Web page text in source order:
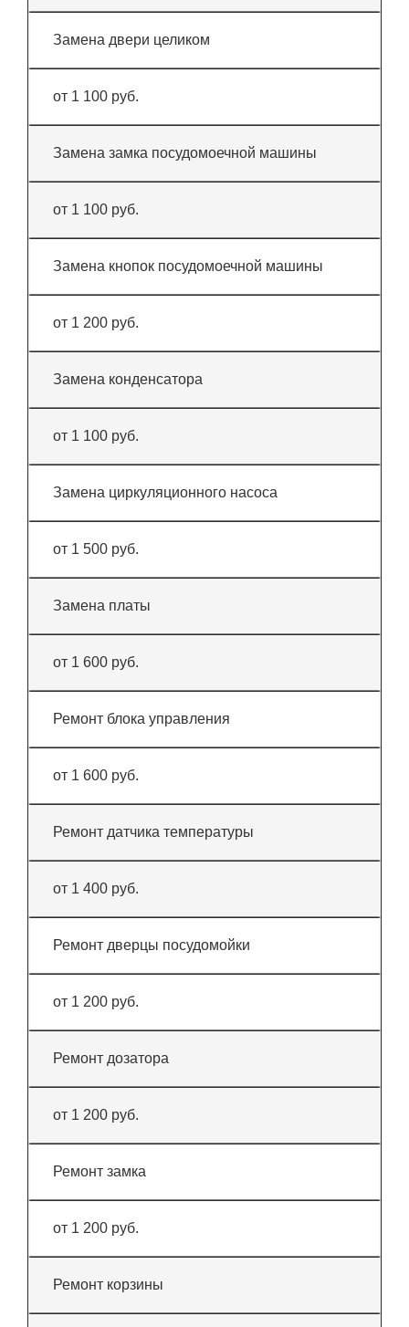
Замена двери целиком
от 1 100 руб.
Замена замка посудомоечной машины
от 1 100 руб.
Замена кнопок посудомоечной машины
от 1 200 руб.
Замена конденсатора
от 1 100 руб.
Замена циркуляционного насоса
от 1 500 руб.
Замена платы
от 1 600 руб.
Ремонт блока управления
от 1 600 руб.
Ремонт датчика температуры
от 1 400 руб.
Ремонт дверцы посудомойки
от 1 200 руб.
Ремонт дозатора
от 1 200 руб.
Ремонт замка
от 1 200 руб.
Ремонт корзины